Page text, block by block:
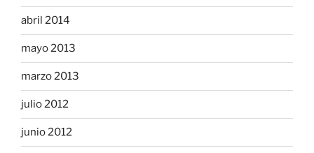
abril 2014
mayo 2013
marzo 2013
julio 2012
junio 2012